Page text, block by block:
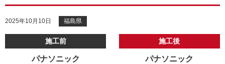
2025年10月10日 福島県
施工前
パナソニック
施工後
パナソニック